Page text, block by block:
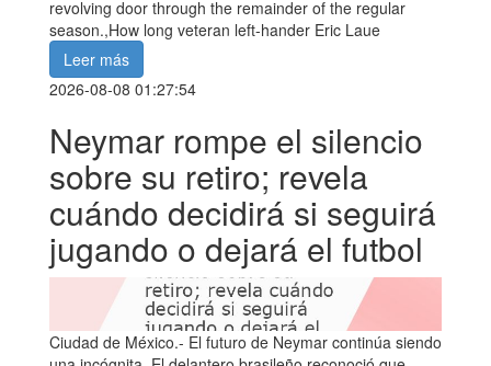
revolving door through the remainder of the regular
season.,How long veteran left-hander Eric Laue
Leer más
2026-08-08 01:27:54
Neymar rompe el silencio
sobre su retiro; revela
cuándo decidirá si seguirá
jugando o dejará el futbol
Ciudad de México.- El futuro de Neymar continúa siendo